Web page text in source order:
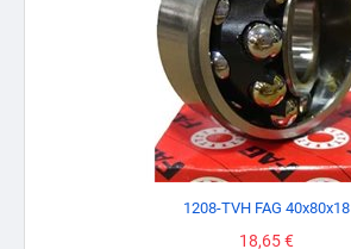
1208-TVH FAG 40x80x18
Prezzo
18,65 €